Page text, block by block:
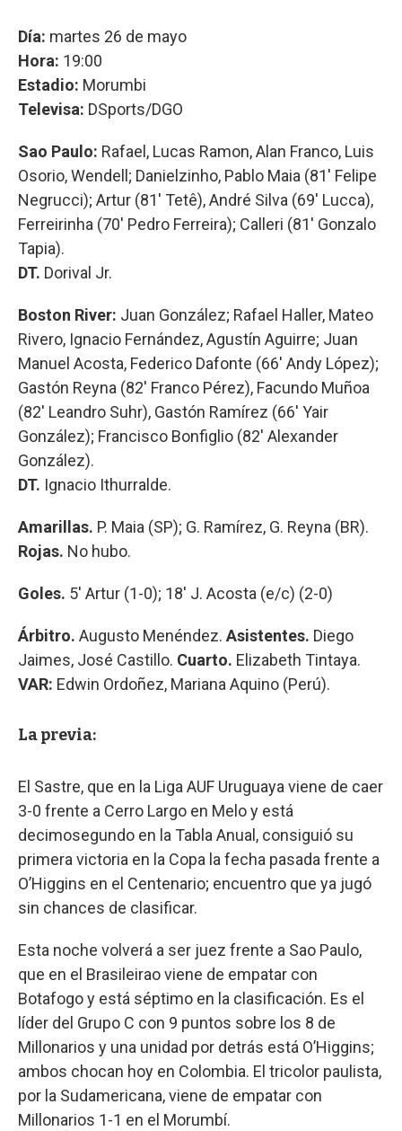
Día: martes 26 de mayo
Hora: 19:00
Estadio: Morumbi
Televisa: DSports/DGO
Sao Paulo: Rafael, Lucas Ramon, Alan Franco, Luis
Osorio, Wendell; Danielzinho, Pablo Maia (81' Felipe
Negrucci); Artur (81' Tetê), André Silva (69' Lucca),
Ferreirinha (70' Pedro Ferreira); Calleri (81' Gonzalo
Tapia).
DT. Dorival Jr.
Boston River: Juan González; Rafael Haller, Mateo
Rivero, Ignacio Fernández, Agustín Aguirre; Juan
Manuel Acosta, Federico Dafonte (66' Andy López);
Gastón Reyna (82' Franco Pérez), Facundo Muñoa
(82' Leandro Suhr), Gastón Ramírez (66' Yair
González); Francisco Bonfiglio (82' Alexander
González).
DT. Ignacio Ithurralde.
Amarillas. P. Maia (SP); G. Ramírez, G. Reyna (BR).
Rojas. No hubo.
Goles. 5' Artur (1-0); 18' J. Acosta (e/c) (2-0)
Árbitro. Augusto Menéndez. Asistentes. Diego
Jaimes, José Castillo. Cuarto. Elizabeth Tintaya.
VAR: Edwin Ordoñez, Mariana Aquino (Perú).
La previa:
El Sastre, que en la Liga AUF Uruguaya viene de caer
3-0 frente a Cerro Largo en Melo y está
decimosegundo en la Tabla Anual, consiguió su
primera victoria en la Copa la fecha pasada frente a
O’Higgins en el Centenario; encuentro que ya jugó
sin chances de clasificar.
Esta noche volverá a ser juez frente a Sao Paulo,
que en el Brasileirao viene de empatar con
Botafogo y está séptimo en la clasificación. Es el
líder del Grupo C con 9 puntos sobre los 8 de
Millonarios y una unidad por detrás está O’Higgins;
ambos chocan hoy en Colombia. El tricolor paulista,
por la Sudamericana, viene de empatar con
Millonarios 1-1 en el Morumbí.